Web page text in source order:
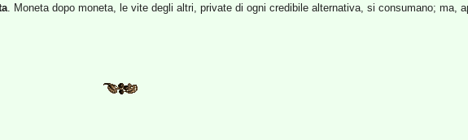
. Moneta dopo moneta, le vite degli altri, private di ogni credibile alternativa, si consumano; ma,